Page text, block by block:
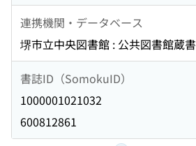
連携機関・データベース
堺市立中央図書館 : 公共図書館蔵書
書誌ID（SomokuID）
1000001021032
600812861